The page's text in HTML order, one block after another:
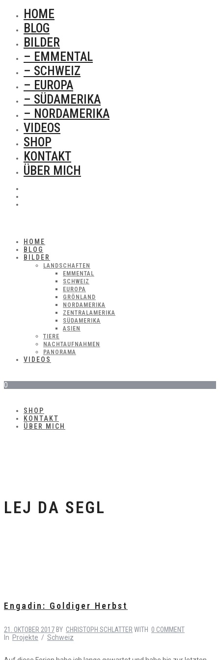
HOME
BLOG
BILDER
– EMMENTAL
– SCHWEIZ
– EUROPA
– SÜDAMERIKA
– NORDAMERIKA
VIDEOS
SHOP
KONTAKT
ÜBER MICH
HOME
BLOG
BILDER
LANDSCHAFTEN
EMMENTAL
SCHWEIZ
EUROPA
GRÖNLAND
NORDAMERIKA
ZENTRALAMERIKA
SÜDAMERIKA
ASIEN
TIERE
NACHTAUFNAHMEN
PANORAMA
VIDEOS
0
SHOP
KONTAKT
ÜBER MICH
LEJ DA SEGL
Engadin: Goldiger Herbst
21. OKTOBER 2017 BY CHRISTOPH SCHLATTER WITH 0 COMMENT
In Projekte / Schweiz